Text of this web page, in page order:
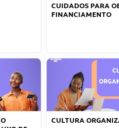
CUIDADOS PARA
FINANCIAMENTO
CULTURA